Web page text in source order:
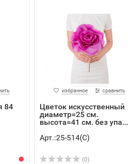
84
избранное сравнить
Цветок искусственный
диаметр=25 см.
высота=41 см. без упа...
Арт.:25-514(C)
(0)